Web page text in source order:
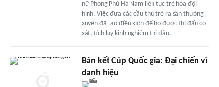
nữ Phong Phú Hà Nam liên tục trẻ hóa đội
hình. Việc đưa các cầu thủ trẻ ra sân thường
xuyên đã tạo điều kiện để họ được thi đấu cọ
xát, tích lũy kinh nghiệm thi đấu.
Bán kết Cúp Quốc gia: Đại chiến vì
danh hiệu